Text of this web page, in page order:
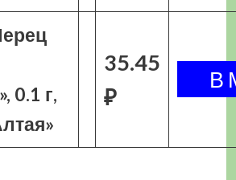
0.1 г,
35.45
₽